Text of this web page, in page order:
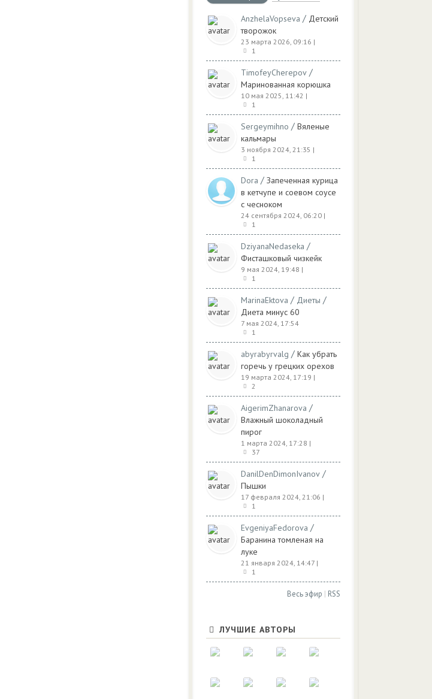
AnzhelaVopseva / Детский
творожок
23 марта 2026, 09:16 |
1
TimofeyCherepov /
Маринованная корюшка
10 мая 2025, 11:42 |
1
Sergeymihno / Вяленые
кальмары
3 ноября 2024, 21:35 |
1
Dora / Запеченная курица
в кетчупе и соевом соусе
с чесноком
24 сентября 2024, 06:20 |
1
DziyanaNedaseka /
Фисташковый чизкейк
9 мая 2024, 19:48 |
1
MarinaEktova / Диеты /
Диета минус 60
7 мая 2024, 17:54
1
abyrabyrvalg / Как убрать
горечь у грецких орехов
19 марта 2024, 17:19 |
2
AigerimZhanarova /
Влажный шоколадный
пирог
1 марта 2024, 17:28 |
37
DanilDenDimonIvanov /
Пышки
17 февраля 2024, 21:06 |
1
EvgeniyaFedorova /
Баранина томленая на
луке
21 января 2024, 14:47 |
1
Весь эфир | RSS
ЛУЧШИЕ АВТОРЫ